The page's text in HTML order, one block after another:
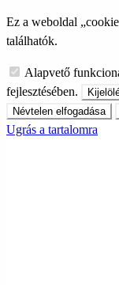
Ez a weboldal
találhatók.
Alapvető
fejlesztésében.
Névtelen elfogadása
Ugrás a tartalomra